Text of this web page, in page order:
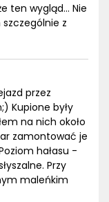
ten wygląd... Nie
z
przez
Kupione były
na nich około
zamontować je
hałasu -
Przy
maleńkim